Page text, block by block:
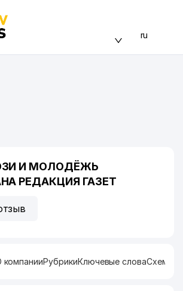
ru
И МОЛОДЁЖЬ
РЕДАКЦИЯ ГАЗЕТ
компанииРубрикиКлючевые словаСхема